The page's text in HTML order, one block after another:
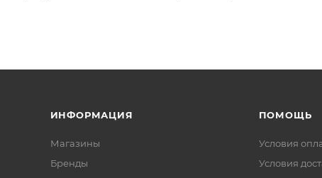
ИНФОРМАЦИЯ
Магазины
Бренды
ПОМОЩЬ
Условия
Условия